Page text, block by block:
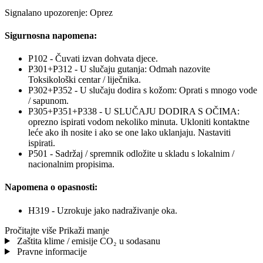
Signalano upozorenje: Oprez
Sigurnosna napomena:
P102 - Čuvati izvan dohvata djece.
P301+P312 - U slučaju gutanja: Odmah nazovite
Toksikološki centar / liječnika.
P302+P352 - U slučaju dodira s kožom: Oprati s mnogo vode
/ sapunom.
P305+P351+P338 - U SLUČAJU DODIRA S OČIMA:
oprezno ispirati vodom nekoliko minuta. Ukloniti kontaktne
leće ako ih nosite i ako se one lako uklanjaju. Nastaviti
ispirati.
P501 - Sadržaj / spremnik odložite u skladu s lokalnim /
nacionalnim propisima.
Napomena o opasnosti:
H319 - Uzrokuje jako nadraživanje oka.
Pročitajte više Prikaži manje
Zaštita klime / emisije CO₂ u sodasanu
Pravne informacije